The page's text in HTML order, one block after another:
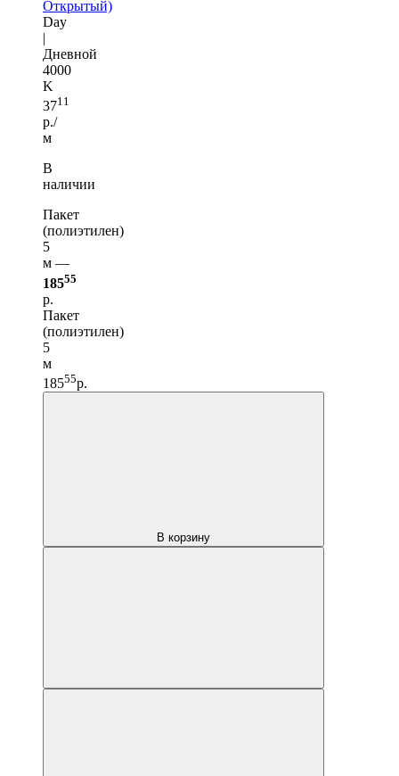
Открытый)
Day
|
Дневной
4000
K
3711
р./
м
В
наличии
Пакет
(полиэтилен)
5
м —
18555
р.
Пакет
(полиэтилен)
5
м
18555р.
В корзину